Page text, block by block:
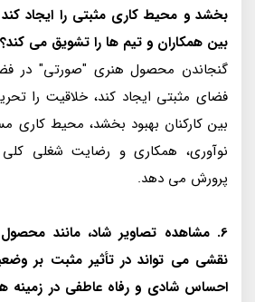
بخشد و محیط کاری مثبتی را ایجاد
بین همکاران و تیم ها را تشویق می کند؟
گنجاندن محصول هنری "صورتی" در
فضای مثبتی ایجاد کند، خلاقیت را
بین کارکنان بهبود بخشد، محیط کاری
نوآوری، همکاری و رضایت شغلی
پرورش می دهد.
6. مشاهده تصاویر شاد، مانند
نقشی می تواند در تأثیر مثبت بر
احساس شادی و رفاه عاطفی در زمینه